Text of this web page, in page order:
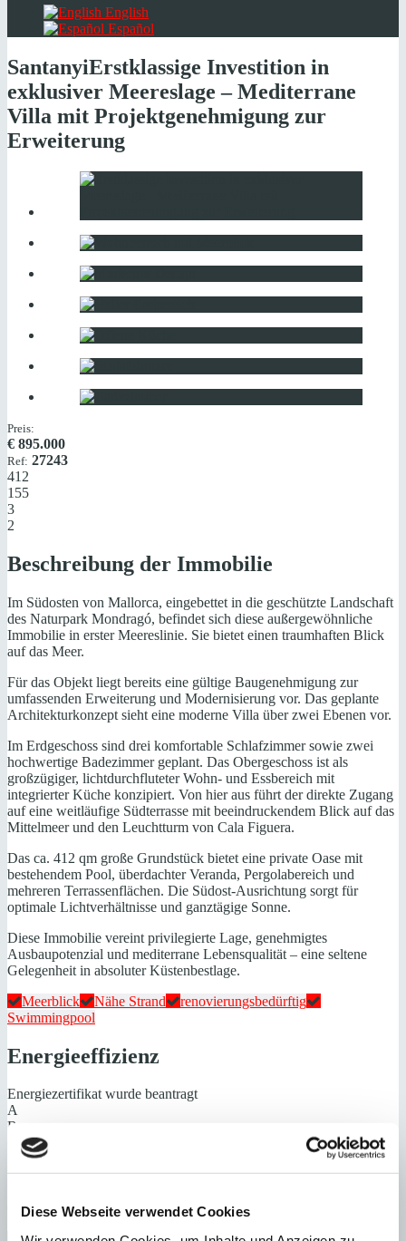
Diese Webseite verwendet Cookies
English
Español
SantanyiErstklassige Investition in
exklusiver Meereslage – Mediterrane
Villa mit Projektgenehmigung zur
Erweiterung
Preis:
€ 895.000
Ref: 27243
412
155
3
2
Beschreibung der Immobilie
Im Südosten von Mallorca, eingebettet in die geschützte Landschaft
des Naturpark Mondragó, befindet sich diese außergewöhnliche
Immobilie in erster Meereslinie. Sie bietet einen traumhaften Blick
auf das Meer.
Für das Objekt liegt bereits eine gültige Baugenehmigung zur
umfassenden Erweiterung und Modernisierung vor. Das geplante
Architekturkonzept sieht eine moderne Villa über zwei Ebenen vor.
Im Erdgeschoss sind drei komfortable Schlafzimmer sowie zwei
hochwertige Badezimmer geplant. Das Obergeschoss ist als
großzügiger, lichtdurchfluteter Wohn- und Essbereich mit
integrierter Küche konzipiert. Von hier aus führt der direkte Zugang
auf eine weitläufige Südterrasse mit beeindruckendem Blick auf das
Mittelmeer und den Leuchtturm von Cala Figuera.
Das ca. 412 qm große Grundstück bietet eine private Oase mit
bestehendem Pool, überdachter Veranda, Pergolabereich und
mehreren Terrassenflächen. Die Südost-Ausrichtung sorgt für
optimale Lichtverhältnisse und ganztägige Sonne.
Diese Immobilie vereint privilegierte Lage, genehmigtes
Ausbaupotenzial und mediterrane Lebensqualität – eine seltene
Gelegenheit in absoluter Küstenbestlage.
Meerblick
Nähe Strand
renovierungsbedürftig
Swimmingpool
Energieeffizienz
Energiezertifikat wurde beantragt
A
B
E